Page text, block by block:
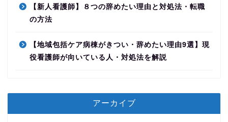
【新人看護師】８つの辞めたい理由と対処法・転職
の方法
【地域包括ケア病棟がきつい・辞めたい理由9選】現
役看護師が向いている人・対処法を解説
アーカイブ